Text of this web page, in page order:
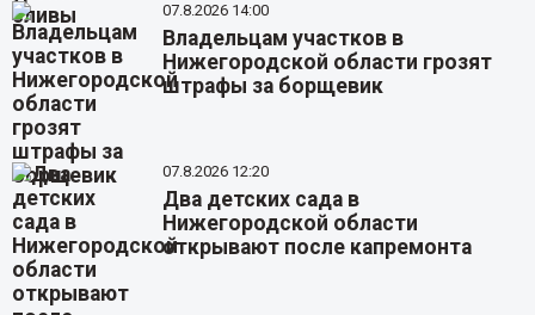
07.8.2026 14:00
Владельцам участков в
Нижегородской области грозят
штрафы за борщевик
07.8.2026 12:20
Два детских сада в
Нижегородской области
открывают после капремонта